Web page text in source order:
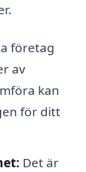
företag
av
kan
för ditt
Det är